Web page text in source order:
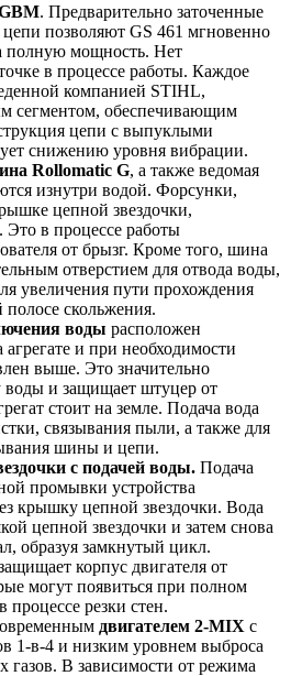
. Предварительно заточенные
позволяют GS 461 мгновенно
полную мощность. Нет
в процессе работы. Каждое
компанией STIHL,
сегментом, обеспечивающим
цепи с выпуклыми
снижению уровня вибрации.
Rollomatic G, а также ведомая
изнутри водой. Форсунки,
цепной звездочки,
Это в процессе работы
от брызг. Кроме того, шина
отверстием для отвода воды,
увеличения пути прохождения
скольжения.
воды расположен
агрегате и при необходимости
выше. Это значительно
воды и защищает штуцер от
стоит на земле. Подача вода
связывания пыли, а также для
шины и цепи.
с подачей воды. Подача
промывки устройства
крышку цепной звездочки. Вода
цепной звездочки и затем снова
образуя замкнутый цикл.
корпус двигателя от
могут появиться при полном
резки стен.
двигателем 2-MIX с
1-в-4 и низким уровнем выброса
В зависимости от режима